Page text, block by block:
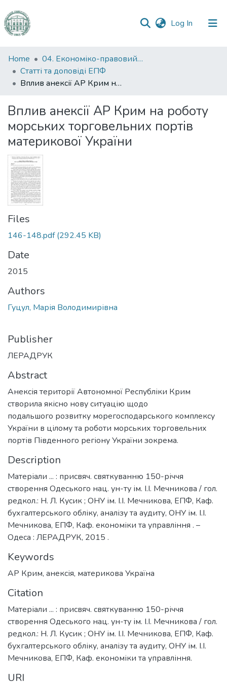
Log In (current)
Communities
&
Collections
Statistics
Home
04. Економіко-правовий факультет
Статті та доповіді ЕПФ
Вплив анексії АР Крим на роботу морських торговельних портів материкової України
Вплив анексії АР Крим на роботу
морських торговельних портів
материкової України
Files
146-148.pdf(292.45 KB)
Date
2015
Authors
Гуцул, Марія Володимирівна
Publisher
ЛЕРАДРУК
Abstract
Анексія території Автономної Республіки Крим
створила якісно нову ситуацію щодо
подальшого розвитку морегосподарського комплексу
України в цілому та роботи морських торговельних
портів Південного регіону України зокрема.
Description
Матеріали ... : присвяч. святкуванню 150-річчя
створення Одеського нац. ун-ту ім. І.І. Мечникова / гол.
редкол.: Н. Л. Кусик ; ОНУ ім. І.І. Мечникова, ЕПФ, Каф.
бухгалтерського обліку, аналізу та аудиту, ОНУ ім. І.І.
Мечникова, ЕПФ, Каф. економіки та управління . –
Одеса : ЛЕРАДРУК, 2015 .
Keywords
АР Крим, анексія, материкова Україна
Citation
Матеріали ... : присвяч. святкуванню 150-річчя
створення Одеського нац. ун-ту ім. І.І. Мечникова / гол.
редкол.: Н. Л. Кусик ; ОНУ ім. І.І. Мечникова, ЕПФ, Каф.
бухгалтерського обліку, аналізу та аудиту, ОНУ ім. І.І.
Мечникова, ЕПФ, Каф. економіки та управління.
URI